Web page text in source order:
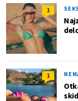
1
1